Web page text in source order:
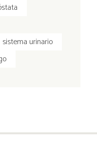
sistema urinario